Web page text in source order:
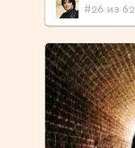
#26 из 62